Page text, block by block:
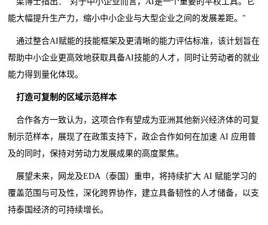
能大幅提升生产力，缩小中小企业与大型企业之间的发展差距。"
通过整合AI赋能的技能框架及更清晰的能力评估标准，该计划旨在
帮助中小企业更高效地获取具备AI技能的人才，同时让劳动者的就业
能力得到量化体现。
打造可复制的区域示范样本
合作各方一致认为，这项合作有望成为亚洲其他新兴经济体的可复
制示范样本，展现了在政策支持下，政企合作如何在加速 AI 应用普
及的同时，保持对劳动力发展成果的高度聚焦。
展望未来，网龙及EDA（泰国）重申，将持续扩大 AI 赋能学习的
覆盖范围与可及性，深化跨界协作，建立具备韧性的人才储备，以支
持泰国经济的可持续增长。